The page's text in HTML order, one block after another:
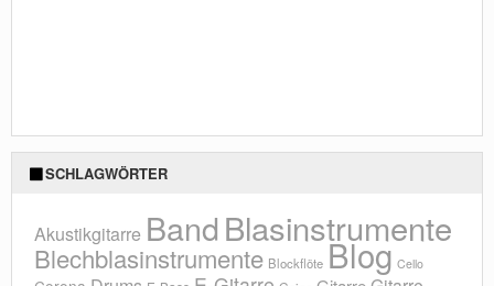
SCHLAGWÖRTER
Akustikgitarre BandBlasinstrumente
Blechblasinstrumente Blockflöte Blog Cello